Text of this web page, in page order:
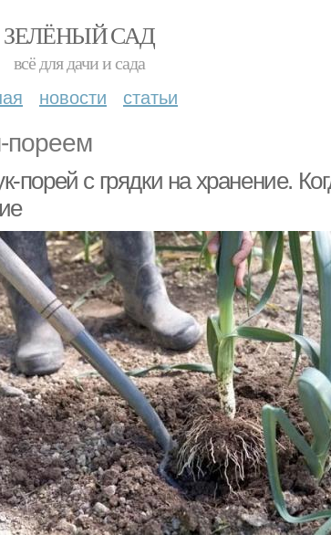
ЗЕЛЁНЫЙ САД
всё для дачи и сада
новости статьи
пореем
порей с грядки на хранение.